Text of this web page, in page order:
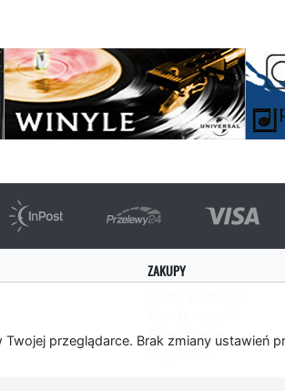
przeglądarce. Brak zmiany ustawień
ZAKUPY
Panel Klienta